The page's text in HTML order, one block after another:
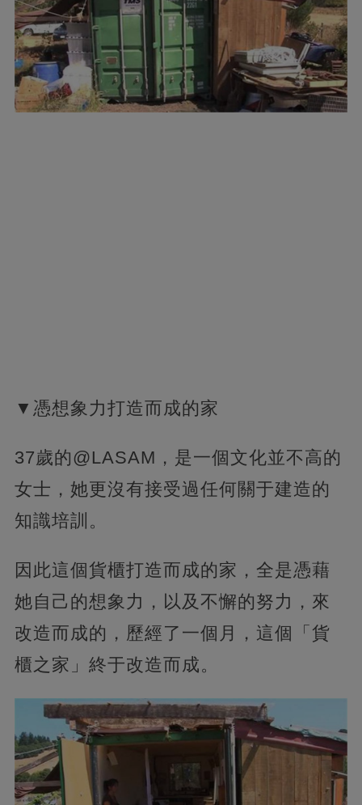
▼憑想象力打造而成的家
37歲的@LASAM，是一個文化並不高的
女士，她更沒有接受過任何關于建造的
知識培訓。
因此這個貨櫃打造而成的家，全是憑藉
她自己的想象力，以及不懈的努力，來
改造而成的，歷經了一個月，這個「貨
櫃之家」終于改造而成。